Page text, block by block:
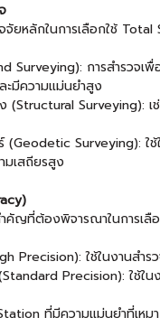
จัยหลักในการเลือกใช้
Surveying): การสำรวจ
ะมีความแม่นยำสูง
(Structural Surveying):
(Geodetic Surveying): ใ
มเสถียรสูง
คัญที่ต้องพิจารณาในการเ
Precision): ใช้ในงานสำ
Precision): ใช้ใ
ที่มีความแม่นยำที่เหมา